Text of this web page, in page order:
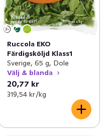
Ruccola EKO
Färdigsköljd Klass1
Sverige, 65 g, Dole
Välj & blanda
20,77 kr
319,54 kr /kg